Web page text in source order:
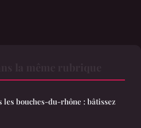
les bouches-du-rhône : bâtissez